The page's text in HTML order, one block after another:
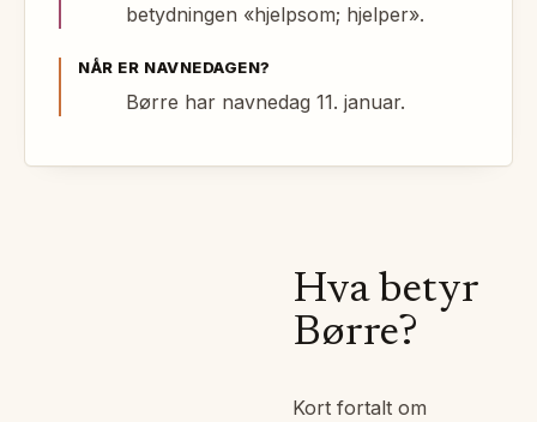
betydningen «hjelpsom; hjelper».
NÅR ER NAVNEDAGEN?
Børre har navnedag 11. januar.
Hva betyr
Børre?
Kort fortalt om